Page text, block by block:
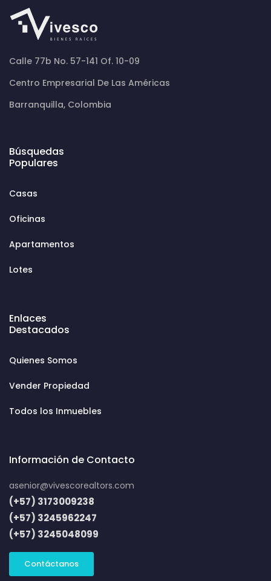
Calle 77b No. 57-141 Of. 10-09
Centro Empresarial De Las Américas
Barranquilla, Colombia
Búsquedas
Populares
Casas
Oficinas
Apartamentos
Lotes
Enlaces
Destacados
Quienes Somos
Vender Propiedad
Todos los Inmuebles
Información de Contacto
asenior@vivescorealtors.com
(+57) 3173009238
(+57) 3245962247
(+57) 3245048099
Contáctanos